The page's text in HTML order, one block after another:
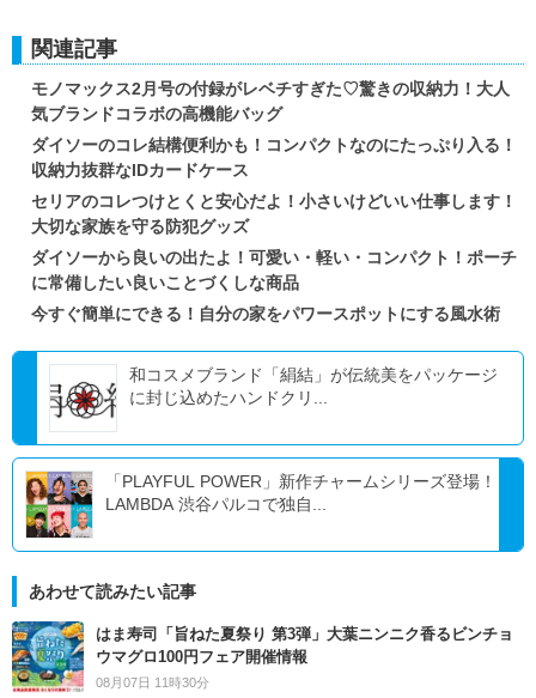
関連記事
モノマックス2月号の付録がレベチすぎた♡驚きの収納力！大人
気ブランドコラボの高機能バッグ
ダイソーのコレ結構便利かも！コンパクトなのにたっぷり入る！
収納力抜群なIDカードケース
セリアのコレつけとくと安心だよ！小さいけどいい仕事します！
大切な家族を守る防犯グッズ
ダイソーから良いの出たよ！可愛い・軽い・コンパクト！ポーチ
に常備したい良いことづくしな商品
今すぐ簡単にできる！自分の家をパワースポットにする風水術
和コスメブランド「絹結」が伝統美をパッケージ
に封じ込めたハンドクリ...
「PLAYFUL POWER」新作チャームシリーズ登場！
LAMBDA 渋谷パルコで独自...
あわせて読みたい記事
はま寿司「旨ねた夏祭り 第3弾」大葉ニンニク香るビンチョ
ウマグロ100円フェア開催情報
08月07日 11時30分